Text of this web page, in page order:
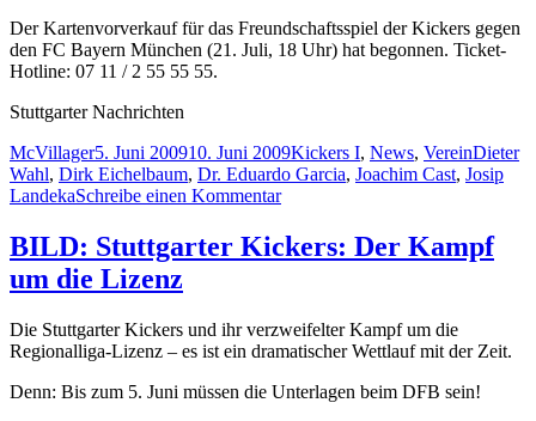
Der Kartenvorverkauf für das Freundschaftsspiel der Kickers gegen
den FC Bayern München (21. Juli, 18 Uhr) hat begonnen. Ticket-
Hotline: 07 11 / 2 55 55 55.
Stuttgarter Nachrichten
Autor
McVillagerVeröffentlicht
am
5. Juni 200910. Juni 2009Kategorien
Kickers I, News, VereinDieter
Wahl, Dirk Eichelbaum, Dr. Eduardo Garcia, Joachim Cast, Josip
LandekaSchreibe einen Kommentarzu
zur
vor
und
der
von
BILD: Stuttgarter Kickers: Der Kampf
um die Lizenz
Die Stuttgarter Kickers und ihr verzweifelter Kampf um die
Regionalliga-Lizenz – es ist ein dramatischer Wettlauf mit der Zeit.
Denn: Bis zum 5. Juni müssen die Unterlagen beim DFB sein!